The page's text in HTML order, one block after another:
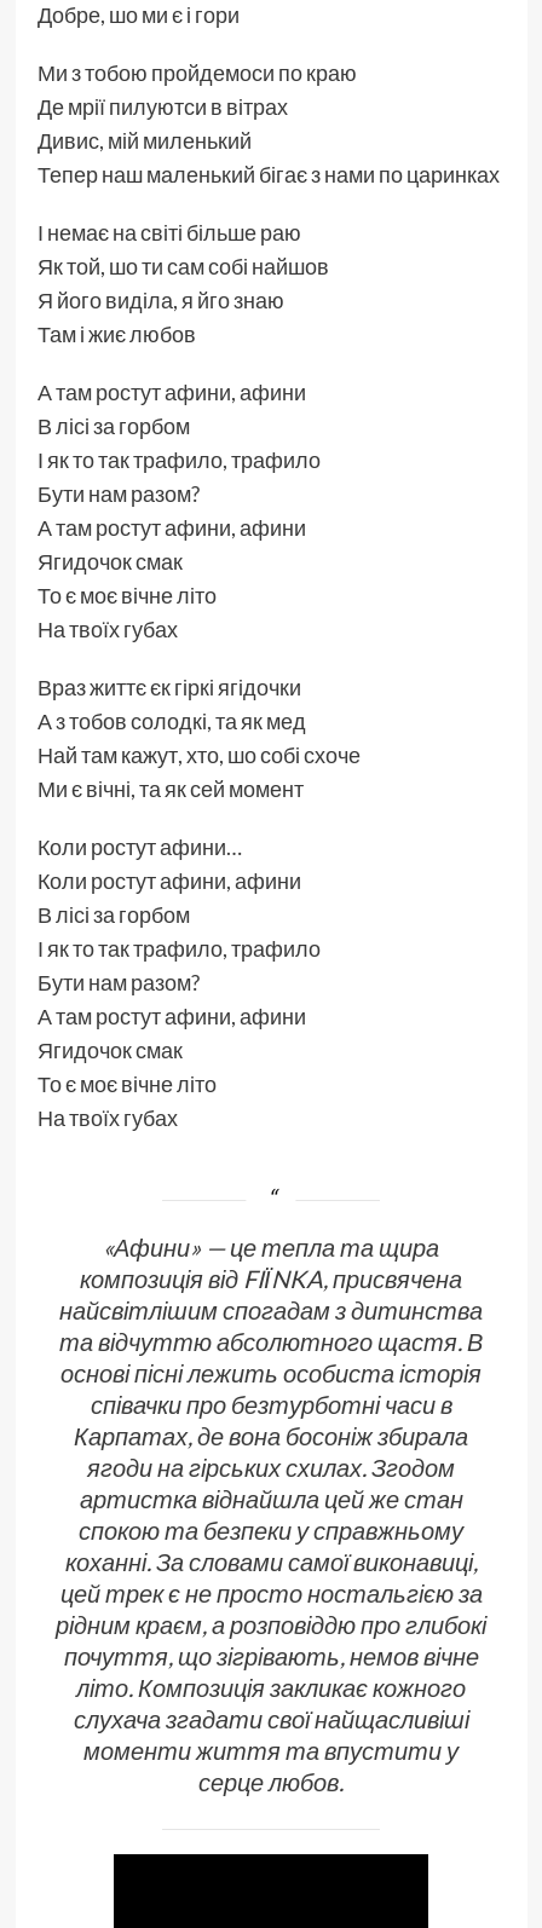
Добре, шо ми є і гори
Ми з тобою пройдемоси по краю
Де мрії пилуютси в вітрах
Дивис, мій миленький
Тепер наш маленький бігає з нами по царинках
І немає на світі більше раю
Як той, шо ти сам собі найшов
Я його виділа, я йго знаю
Там і жиє любов
А там ростут афини, афини
В лісі за горбом
І як то так трафило, трафило
Бути нам разом?
А там ростут афини, афини
Ягидочок смак
То є моє вічне літо
На твоїх губах
Враз життє єк гіркі ягідочки
А з тобов солодкі, та як мед
Най там кажут, хто, шо собі схоче
Ми є вічні, та як сей момент
Коли ростут афини…
Коли ростут афини, афини
В лісі за горбом
І як то так трафило, трафило
Бути нам разом?
А там ростут афини, афини
Ягидочок смак
То є моє вічне літо
На твоїх губах
«Афини» — це тепла та щира
композиція від FIЇNKA, присвячена
найсвітлішим спогадам з дитинства
та відчуттю абсолютного щастя. В
основі пісні лежить особиста історія
співачки про безтурботні часи в
Карпатах, де вона босоніж збирала
ягоди на гірських схилах. Згодом
артистка віднайшла цей же стан
спокою та безпеки у справжньому
коханні. За словами самої виконавиці,
цей трек є не просто ностальгією за
рідним краєм, а розповіддю про глибокі
почуття, що зігрівають, немов вічне
літо. Композиція закликає кожного
слухача згадати свої найщасливіші
моменти життя та впустити у
серце любов.